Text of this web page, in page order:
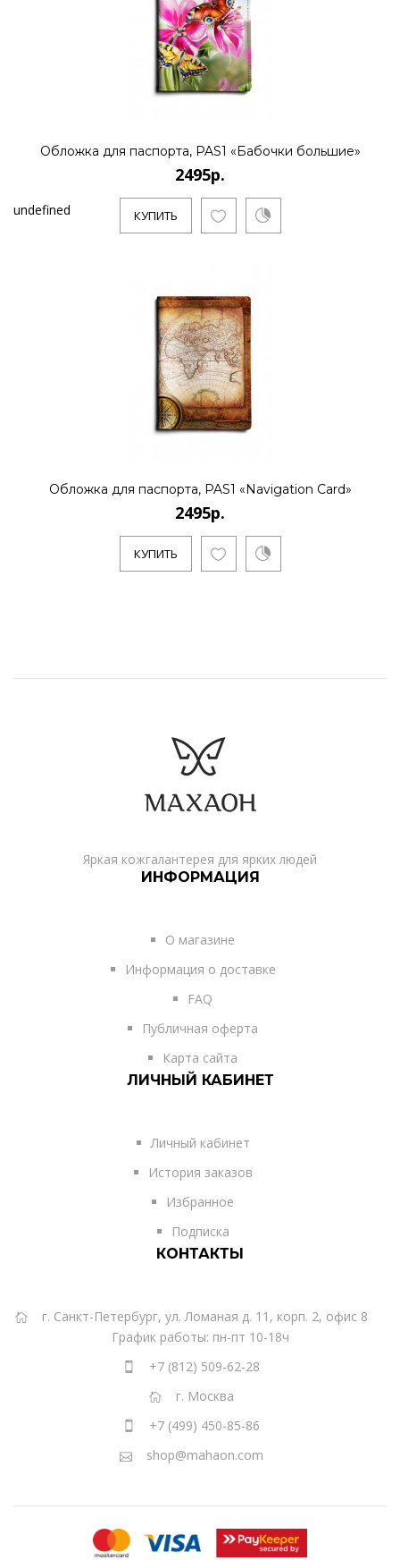
Обложка для паспорта, PAS1 «Бабочки большие»
2495р.
КУПИТЬ
undefined
Обложка для паспорта, PAS1 «Navigation Card»
2495р.
КУПИТЬ
Яркая кожгалантерея для ярких людей
ИНФОРМАЦИЯ
О магазине
Информация о доставке
FAQ
Публичная оферта
Карта сайта
ЛИЧНЫЙ КАБИНЕТ
Личный кабинет
История заказов
Избранное
Подписка
КОНТАКТЫ
г. Санкт-Петербург, ул. Ломаная д. 11, корп. 2, офис 8
График работы: пн-пт 10-18ч
+7 (812) 509-62-28
г. Москва
+7 (499) 450-85-86
shop@mahaon.com